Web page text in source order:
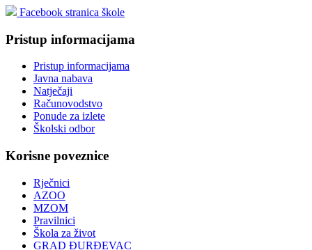
Facebook stranica škole
Pristup informacijama
Pristup informacijama
Javna nabava
Natječaji
Računovodstvo
Ponude za izlete
Školski odbor
Korisne poveznice
Rječnici
AZOO
MZOM
Pravilnici
Škola za život
GRAD ĐURĐEVAC